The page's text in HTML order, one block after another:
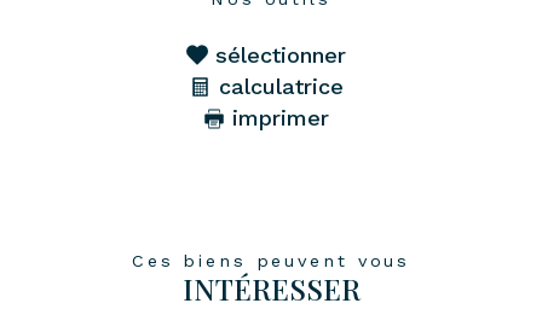
sélectionner
calculatrice
imprimer
Ces biens peuvent vous
INTÉRESSER